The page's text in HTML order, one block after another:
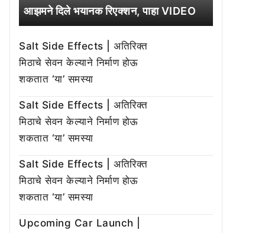
आझमने दिले भयानक रिएक्शन, पाहा VIDEO
Salt Side Effects | अतिरिक्त
मिठाचे सेवन केल्याने निर्माण होऊ
शकतात ‘या’ समस्या
Salt Side Effects | अतिरिक्त
मिठाचे सेवन केल्याने निर्माण होऊ
शकतात ‘या’ समस्या
Salt Side Effects | अतिरिक्त
मिठाचे सेवन केल्याने निर्माण होऊ
शकतात ‘या’ समस्या
Upcoming Car Launch |